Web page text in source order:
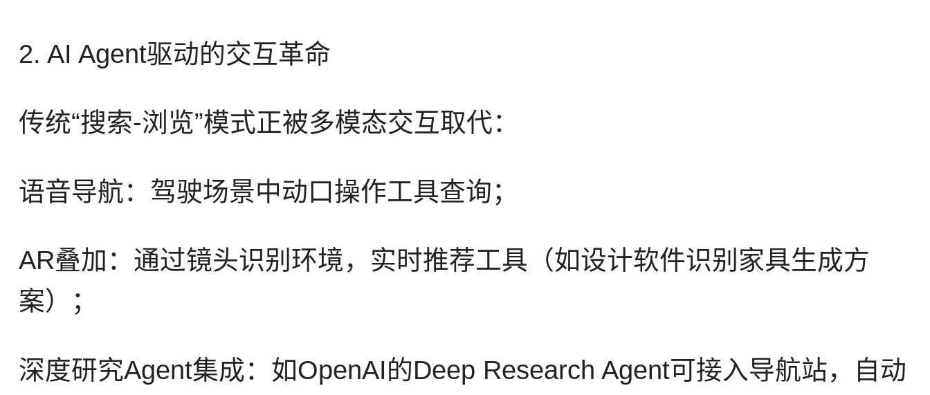
2. AI Agent驱动的交互革命
传统“搜索-浏览”模式正被多模态交互取代：
语音导航：驾驶场景中动口操作工具查询；
AR叠加：通过镜头识别环境，实时推荐工具（如设计软件识别家具生成方
案）；
深度研究Agent集成：如OpenAI的Deep Research Agent可接入导航站，自动